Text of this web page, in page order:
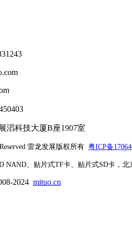
滔科技大厦B座1907室
雷龙发展版权所有 粤ICP备
NAND、贴片式TF卡、贴片式SD卡，
2024 mituo.cn